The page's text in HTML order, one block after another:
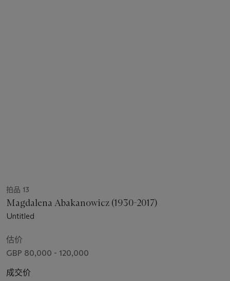
拍品 13
Magdalena Abakanowicz (1930-2017)
Untitled
估价
GBP 80,000 - 120,000
成交价